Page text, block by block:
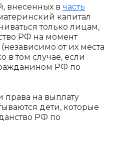
внесенных в часть
капитал
только лицам,
РФ на момент
от их места
в том случае, если
РФ по
на выплату
дети, которые
РФ по